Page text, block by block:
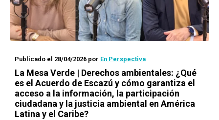
Publicado el 28/04/2026 por En Perspectiva
La Mesa Verde | Derechos ambientales: ¿Qué
es el Acuerdo de Escazú y cómo garantiza el
acceso a la información, la participación
ciudadana y la justicia ambiental en América
Latina y el Caribe?